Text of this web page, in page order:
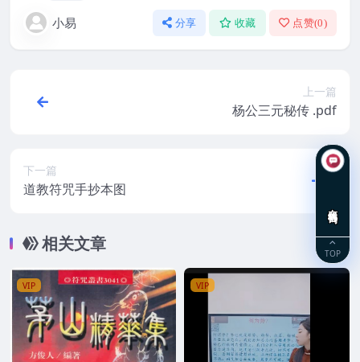
小易 分享 收藏 点赞(0)
上一篇
杨公三元秘传 .pdf
下一篇
道教符咒手抄本图
相关文章
VIP VIP
TOP